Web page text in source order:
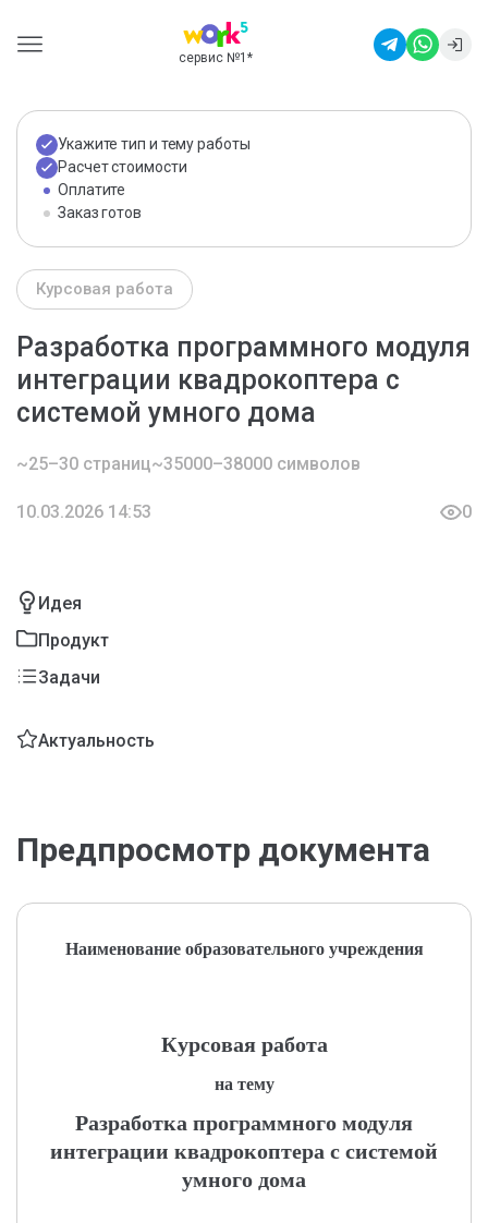
сервис №1 *
Укажите тип и тему работы
Расчет стоимости
Оплатите
Заказ готов
Курсовая работа
Разработка программного модуля
интеграции квадрокоптера с
системой умного дома
~25–30 страниц~35000–38000 символов
10.03.2026 14:53 0
Идея
Продукт
Задачи
Актуальность
Предпросмотр документа
Наименование образовательного учреждения
Курсовая работа
на тему
Разработка программного модуля
интеграции квадрокоптера с системой
умного дома